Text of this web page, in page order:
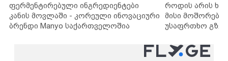
ფერმენტირებული ინგრედიენტები
კანის მოვლაში - კორეული ინოვაციური
ბრენდი Manyo საქართველოშია
როდის არის
მისი
უსაფრთხო